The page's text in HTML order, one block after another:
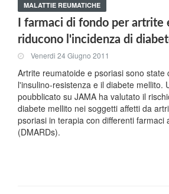
MALATTIE REUMATICHE
I farmaci di fondo per artrite
riducono l'incidenza di
Venerdi 24 Giugno 2011
Artrite reumatoide e psoriasi sono state
l'insulino-resistenza e il diabete mellito.
poubblicato su JAMA ha valutato il
diabete mellito nei soggetti affetti da
psoriasi in terapia con differenti farmaci
(DMARDs).